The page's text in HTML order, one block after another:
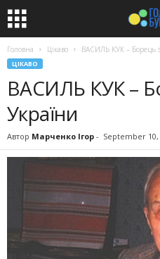
Головна Цікаво ВАСИЛЬ КУК – Борець
ЦІКАВО
ВАСИЛЬ КУК –
України
Автор Марченко Ігор - September 10,